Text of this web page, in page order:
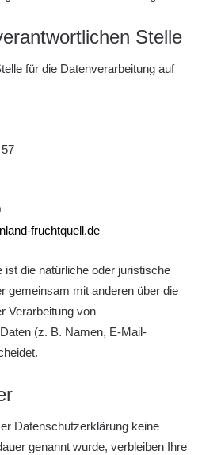
Stelle
für die Datenverarbeitung auf
fruchtquell.de
ist die natürliche oder juristische
gemeinsam mit anderen über die
Verarbeitung von
(z. B. Namen, E-Mail-
Datenschutzerklärung keine
genannt wurde, verbleiben Ihre